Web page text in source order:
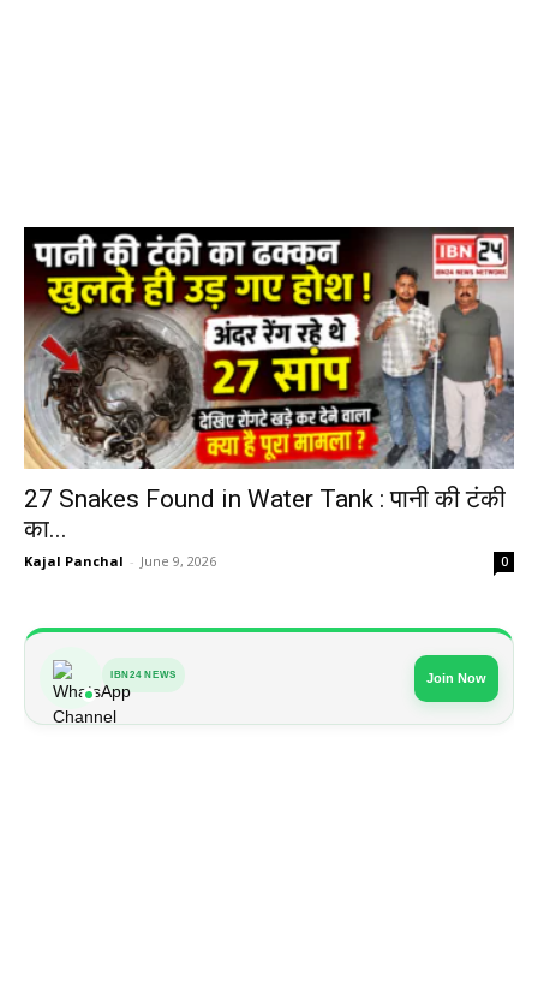
27 Snakes Found in Water Tank : पानी की टंकी
का...
Kajal Panchal - June 9, 2026 0
IBN24 NEWS Join Now